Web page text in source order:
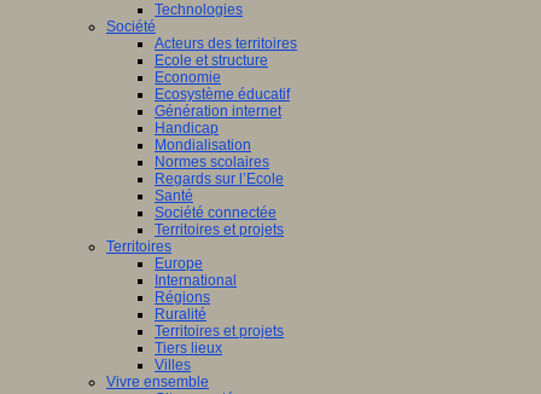
Technologies
Société
Acteurs des territoires
Ecole et structure
Economie
Ecosystème éducatif
Génération internet
Handicap
Mondialisation
Normes scolaires
Regards sur l’Ecole
Santé
Société connectée
Territoires et projets
Territoires
Europe
International
Régions
Ruralité
Territoires et projets
Tiers lieux
Villes
Vivre ensemble